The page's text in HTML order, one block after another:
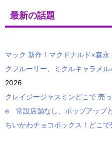
最新の話題
マック 新作！マクドナルド×森
クフルーリー、ミクルキャラメ
2026
クレイジージャスミンどこで 売
e 常設店舗なし、ポップアップ
ちいかわチョコボックス！どこで